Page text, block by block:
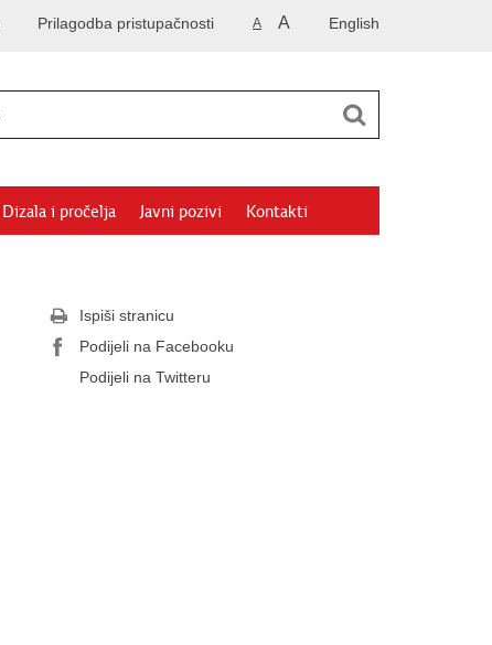
English
A A
Prilagodba pristupačnosti
Dizala i pročelja Javni pozivi Kontakti
Ispiši stranicu
Podijeli na Facebooku
Podijeli na Twitteru